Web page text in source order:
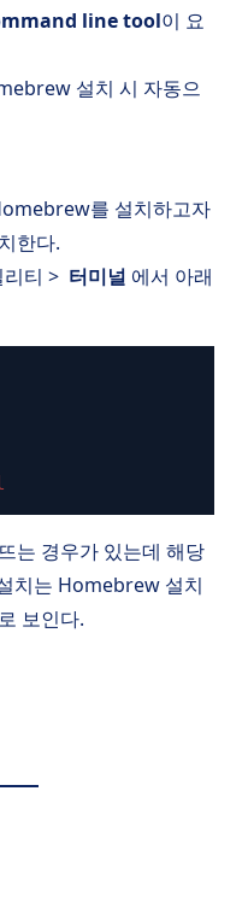
line tool이 요
설치 시 자동으
를 설치하고자
한다.
티 > 터미널 에서 아래
는 경우가 있는데 해당
치는 Homebrew 설치
보인다.